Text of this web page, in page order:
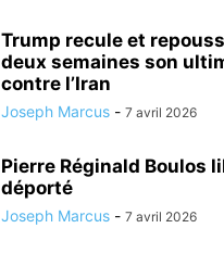
Trump recule et
deux semaines son
contre l’Iran
Joseph Marcus - 7 avril 2026
Pierre Réginald Boulos
déporté
Joseph Marcus - 7 avril 2026